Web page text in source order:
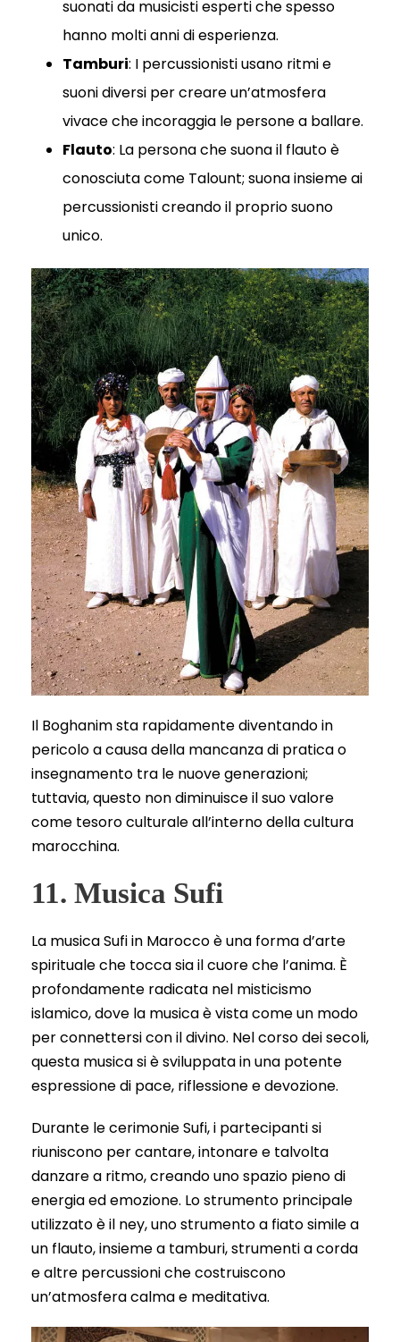
suonati da musicisti esperti che spesso
hanno molti anni di esperienza.
Tamburi: I percussionisti usano ritmi e
suoni diversi per creare un’atmosfera
vivace che incoraggia le persone a ballare.
Flauto: La persona che suona il flauto è
conosciuta come Talount; suona insieme ai
percussionisti creando il proprio suono
unico.
Il Boghanim sta rapidamente diventando in
pericolo a causa della mancanza di pratica o
insegnamento tra le nuove generazioni;
tuttavia, questo non diminuisce il suo valore
come tesoro culturale all’interno della cultura
marocchina.
11. Musica Sufi
La musica Sufi in Marocco è una forma d’arte
spirituale che tocca sia il cuore che l’anima. È
profondamente radicata nel misticismo
islamico, dove la musica è vista come un modo
per connettersi con il divino. Nel corso dei secoli,
questa musica si è sviluppata in una potente
espressione di pace, riflessione e devozione.
Durante le cerimonie Sufi, i partecipanti si
riuniscono per cantare, intonare e talvolta
danzare a ritmo, creando uno spazio pieno di
energia ed emozione. Lo strumento principale
utilizzato è il ney, uno strumento a fiato simile a
un flauto, insieme a tamburi, strumenti a corda
e altre percussioni che costruiscono
un’atmosfera calma e meditativa.